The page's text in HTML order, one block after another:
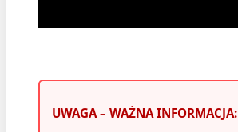
UWAGA – WAŻNA INFORMACJA: